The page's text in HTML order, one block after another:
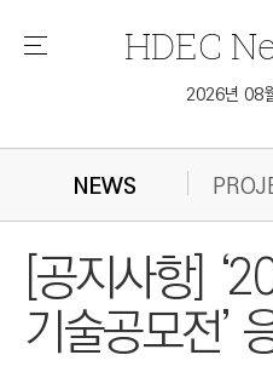
메
HDEC
2026년 08
NEWS
[공지사항]
기술공모전’